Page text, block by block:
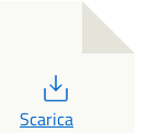
Scarica